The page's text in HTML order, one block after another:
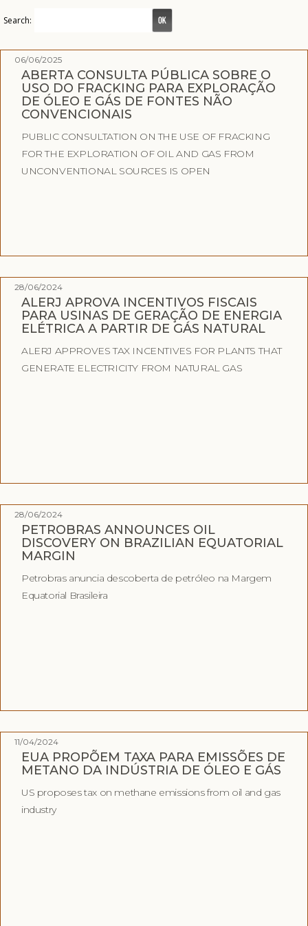
Search:
06/06/2025
ABERTA CONSULTA PÚBLICA SOBRE O
USO DO FRACKING PARA EXPLORAÇÃO
DE ÓLEO E GÁS DE FONTES NÃO
CONVENCIONAIS
PUBLIC CONSULTATION ON THE USE OF FRACKING
FOR THE EXPLORATION OF OIL AND GAS FROM
UNCONVENTIONAL SOURCES IS OPEN
28/06/2024
ALERJ APROVA INCENTIVOS FISCAIS
PARA USINAS DE GERAÇÃO DE ENERGIA
ELÉTRICA A PARTIR DE GÁS NATURAL
ALERJ APPROVES TAX INCENTIVES FOR PLANTS THAT
GENERATE ELECTRICITY FROM NATURAL GAS
28/06/2024
PETROBRAS ANNOUNCES OIL
DISCOVERY ON BRAZILIAN EQUATORIAL
MARGIN
Petrobras anuncia descoberta de petróleo na Margem
Equatorial Brasileira
11/04/2024
EUA PROPÕEM TAXA PARA EMISSÕES DE
METANO DA INDÚSTRIA DE ÓLEO E GÁS
US proposes tax on methane emissions from oil and gas
industry